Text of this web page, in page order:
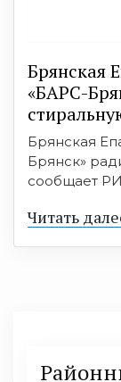
Брянская
«БАРС-
Брянская
Брянск»
сообщает
Читать